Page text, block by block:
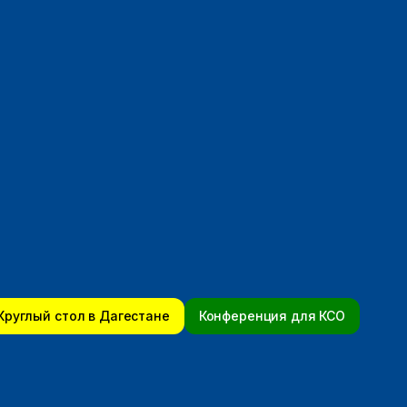
стол в Дагестане Конференция для КСО